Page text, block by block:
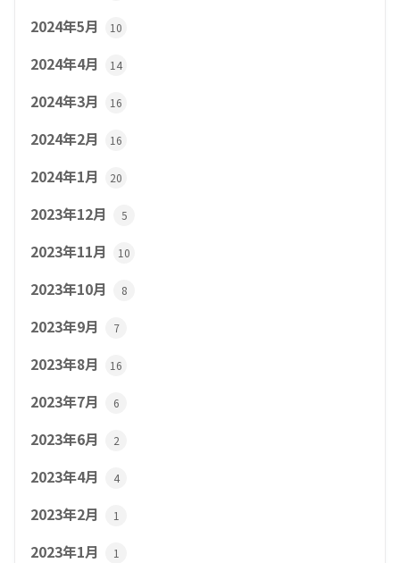
2024年5月 10
2024年4月 14
2024年3月 16
2024年2月 16
2024年1月 20
2023年12月 5
2023年11月 10
2023年10月 8
2023年9月 7
2023年8月 16
2023年7月 6
2023年6月 2
2023年4月 4
2023年2月 1
2023年1月 1